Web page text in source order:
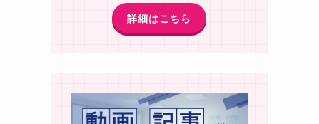
詳細はこちら